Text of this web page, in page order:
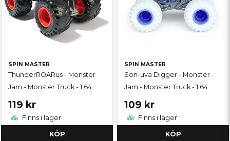
SPIN MASTER
ThunderROARus - Monster
Jam - Monster Truck - 1:64
119 kr
Finns i lager
KÖP
SPIN MASTER
Son-uva Digger - Monster
Jam - Monster Truck - 1:64
109 kr
Finns i lager
KÖP